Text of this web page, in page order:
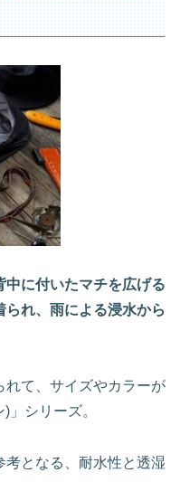
中に付いたマチを広げる
れ、雨による浸水から
れて、サイズやカラーが
」シリーズ。
考となる、耐水性と透湿